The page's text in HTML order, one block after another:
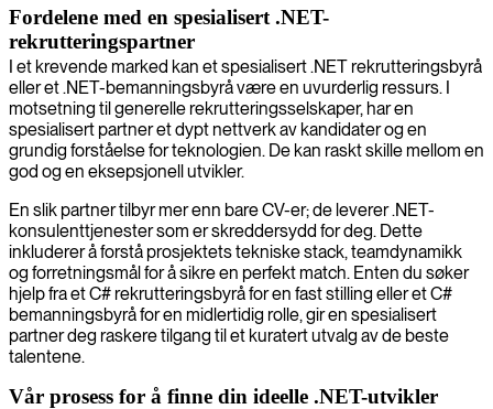
Fordelene med en spesialisert .NET-
rekrutteringspartner
I et krevende marked kan et spesialisert .NET rekrutteringsbyrå
eller et .NET-bemanningsbyrå være en uvurderlig ressurs. I
motsetning til generelle rekrutteringsselskaper, har en
spesialisert partner et dypt nettverk av kandidater og en
grundig forståelse for teknologien. De kan raskt skille mellom en
god og en eksepsjonell utvikler.
En slik partner tilbyr mer enn bare CV-er; de leverer .NET-
konsulenttjenester som er skreddersydd for deg. Dette
inkluderer å forstå prosjektets tekniske stack, teamdynamikk
og forretningsmål for å sikre en perfekt match. Enten du søker
hjelp fra et C# rekrutteringsbyrå for en fast stilling eller et C#
bemanningsbyrå for en midlertidig rolle, gir en spesialisert
partner deg raskere tilgang til et kuratert utvalg av de beste
talentene.
Vår prosess for å finne din ideelle .NET-utvikler